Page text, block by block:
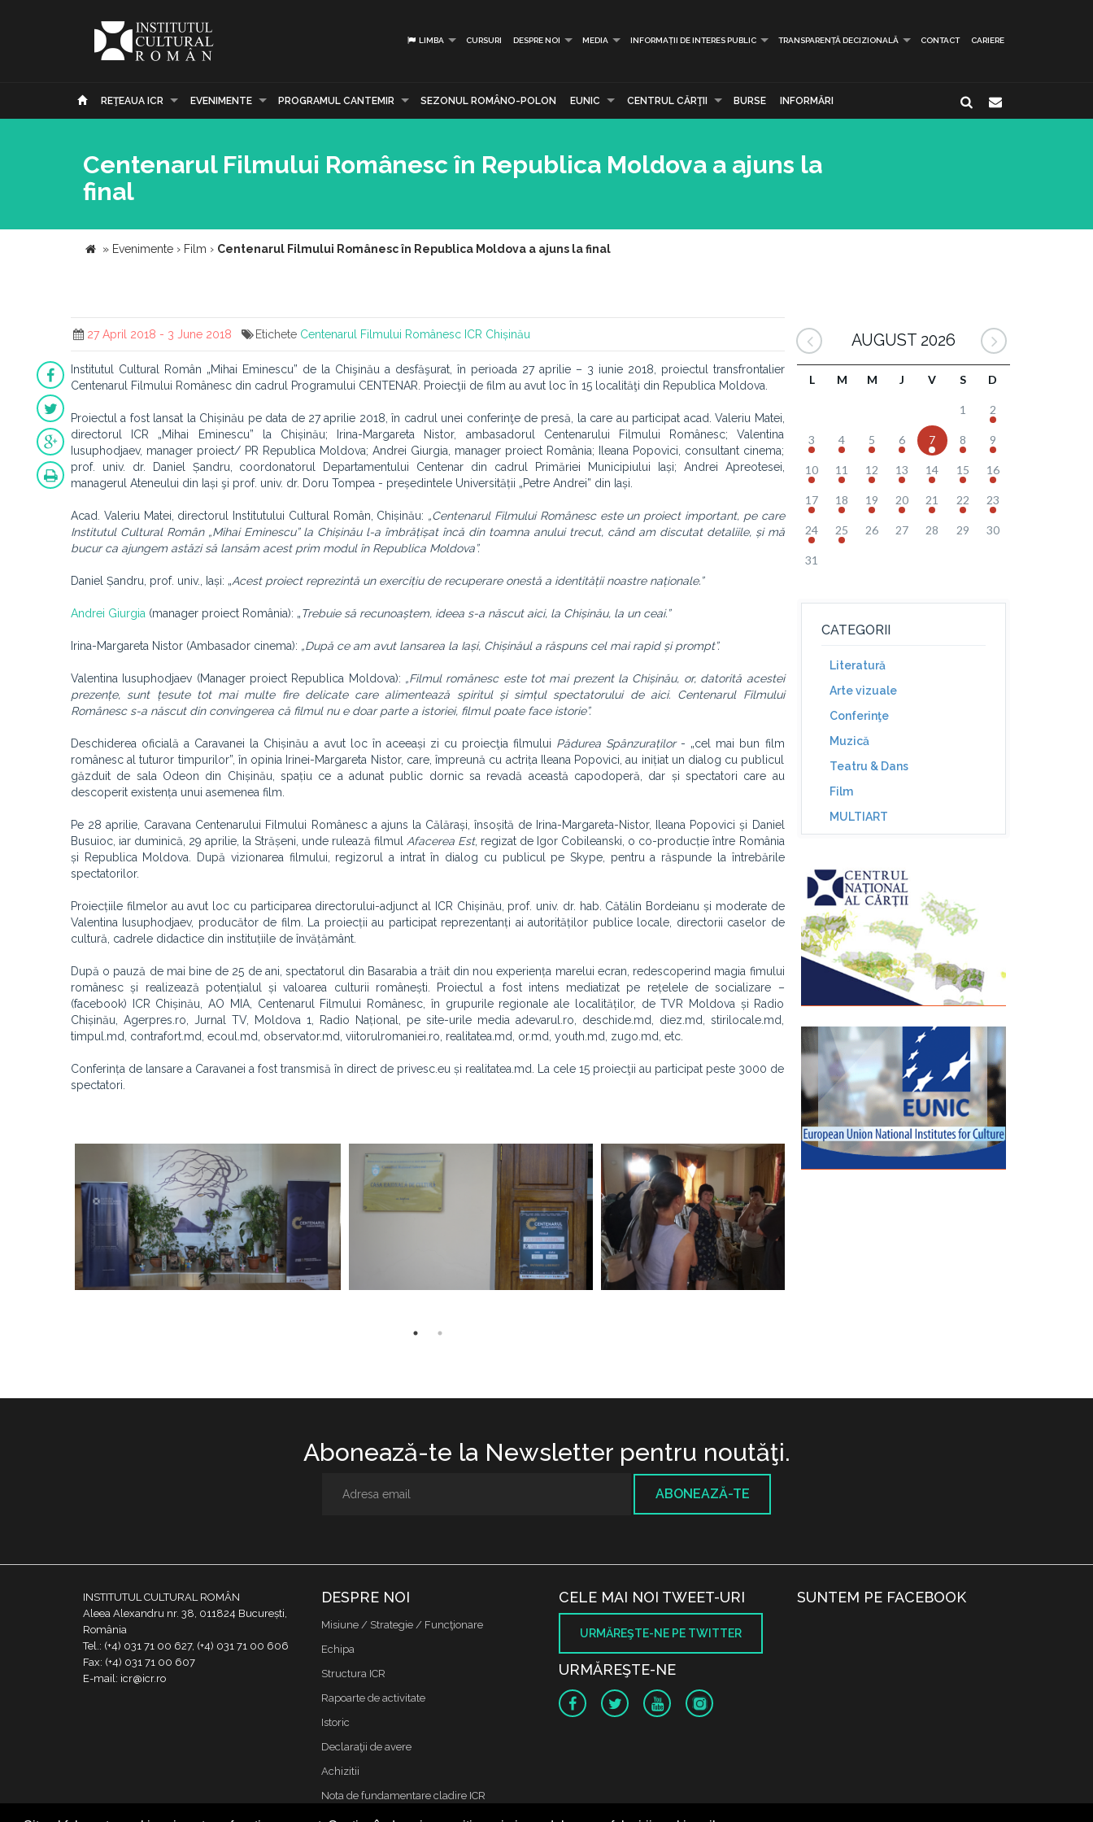
LIMBA CURSURI DESPRE NOI MEDIA INFORMAȚII DE INTERES PUBLIC TRANSPARENȚĂ DECIZIONALĂ CONTACT CARIERE
REŢEAUA ICR EVENIMENTE PROGRAMUL CANTEMIR SEZONUL ROMÂNO-POLON EUNIC CENTRUL CĂRŢII BURSE INFORMĂRI
Centenarul Filmului Românesc în Republica Moldova a ajuns la
final
» Evenimente › Film › Centenarul Filmului Românesc în Republica Moldova a ajuns la final
27 April 2018 - 3 June 2018 Etichete Centenarul Filmului Românesc ICR Chișinău
Institutul Cultural Român „Mihai Eminescu” de la Chişinău a desfăşurat, în perioada 27 aprilie – 3 iunie 2018, proiectul transfrontalier
Centenarul Filmului Românesc din cadrul Programului CENTENAR. Proiecţii de film au avut loc în 15 localităţi din Republica Moldova.
Proiectul a fost lansat la Chișinău pe data de 27 aprilie 2018, în cadrul unei conferinţe de presă, la care au participat acad. Valeriu Matei,
directorul ICR „Mihai Eminescu” la Chișinău; Irina-Margareta Nistor, ambasadorul Centenarului Filmului Românesc; Valentina
Iusuphodjaev, manager proiect/ PR Republica Moldova; Andrei Giurgia, manager proiect România; Ileana Popovici, consultant cinema;
prof. univ. dr. Daniel Șandru, coordonatorul Departamentului Centenar din cadrul Primăriei Municipiului Iași; Andrei Apreotesei,
managerul Ateneului din Iași şi prof. univ. dr. Doru Tompea - președintele Universității „Petre Andrei” din Iași.
Acad. Valeriu Matei, directorul Institutului Cultural Român, Chișinău: „Centenarul Filmului Românesc este un proiect important, pe care
Institutul Cultural Român „Mihai Eminescu” la Chișinău l-a îmbrățișat încă din toamna anului trecut, când am discutat detaliile, și mă
bucur ca ajungem astăzi să lansăm acest prim modul în Republica Moldova”.
Daniel Șandru, prof. univ., Iași: „Acest proiect reprezintă un exercițiu de recuperare onestă a identității noastre naționale.”
Andrei Giurgia (manager proiect România): „Trebuie să recunoaștem, ideea s-a născut aici, la Chișinău, la un ceai.”
Irina-Margareta Nistor (Ambasador cinema): „După ce am avut lansarea la Iași, Chișinăul a răspuns cel mai rapid și prompt”.
Valentina Iusuphodjaev (Manager proiect Republica Moldova): „Filmul românesc este tot mai prezent la Chișinău, or, datorită acestei
prezențe, sunt țesute tot mai multe fire delicate care alimentează spiritul și simțul spectatorului de aici. Centenarul Filmului
Românesc s-a născut din convingerea că filmul nu e doar parte a istoriei, filmul poate face istorie”.
Deschiderea oficială a Caravanei la Chișinău a avut loc în aceeași zi cu proiecţia filmului Pădurea Spânzuraților- „cel mai bun film
românesc al tuturor timpurilor”, în opinia Irinei-Margareta Nistor, care, împreună cu actrița Ileana Popovici, au inițiat un dialog cu publicul
găzduit de sala Odeon din Chișinău, spațiu ce a adunat public dornic sa revadă această capodoperă, dar și spectatori care au
descoperit existența unui asemenea film.
Pe 28 aprilie, Caravana Centenarului Filmului Românesc a ajuns la Călărași, însoșită de Irina-Margareta-Nistor, Ileana Popovici și Daniel
Busuioc, iar duminică, 29 aprilie, la Strășeni, unde rulează filmul Afacerea Est, regizat de Igor Cobileanski, o co-producție între România
și Republica Moldova. După vizionarea filmului, regizorul a intrat în dialog cu publicul pe Skype, pentru a răspunde la întrebările
spectatorilor.
Proiecțiile filmelor au avut loc cu participarea directorului-adjunct al ICR Chișinău, prof. univ. dr. hab. Cătălin Bordeianu și moderate de
Valentina Iusuphodjaev, producător de film. La proiecții au participat reprezentanți ai autorităților publice locale, directorii caselor de
cultură, cadrele didactice din instituțiile de învățământ.
După o pauză de mai bine de 25 de ani, spectatorul din Basarabia a trăit din nou experiența marelui ecran, redescoperind magia fimului
românesc și realizează potențialul și valoarea culturii românești. Proiectul a fost intens mediatizat pe rețelele de socializare –
(facebook) ICR Chișinău, AO MIA, Centenarul Filmului Românesc, în grupurile regionale ale localităților, de TVR Moldova și Radio
Chișinău, Agerpres.ro, Jurnal TV, Moldova 1, Radio Național, pe site-urile media adevarul.ro, deschide.md, diez.md, stirilocale.md,
timpul.md, contrafort.md, ecoul.md, observator.md, viitorulromaniei.ro, realitatea.md, or.md, youth.md, zugo.md, etc.
Conferința de lansare a Caravanei a fost transmisă în direct de privesc.eu și realitatea.md. La cele 15 proiecţii au participat peste 3000 de
spectatori.
AUGUST 2026
L M M J V S D
1 2
3 4 5 6 7 8 9
10 11 12 13 14 15 16
17 18 19 20 21 22 23
24 25 26 27 28 29 30
31
CATEGORII
Literatură
Arte vizuale
Conferinţe
Muzică
Teatru & Dans
Film
MULTIART
Abonează-te la Newsletter pentru noutăţi.
ABONEAZĂ-TE
INSTITUTUL CULTURAL ROMÂN
Aleea Alexandru nr. 38, 011824 București,
România
Tel.: (+4) 031 71 00 627, (+4) 031 71 00 606
Fax: (+4) 031 71 00 607
E-mail: icr@icr.ro
DESPRE NOI
Misiune / Strategie / Funcţionare
Echipa
Structura ICR
Rapoarte de activitate
Istoric
Declaraţii de avere
Achizitii
Nota de fundamentare cladire ICR
CELE MAI NOI TWEET-URI
URMĂREŞTE-NE PE TWITTER
URMĂREŞTE-NE
SUNTEM PE FACEBOOK